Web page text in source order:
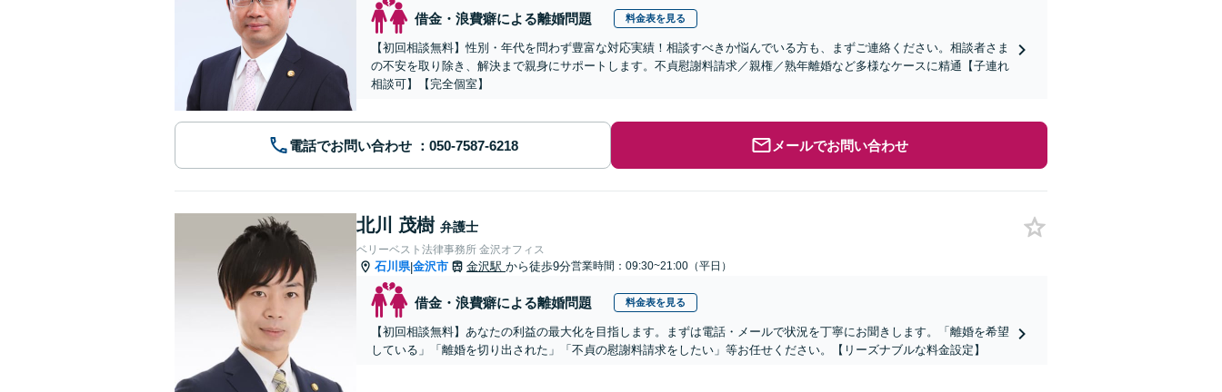
借金・浪費癖による離婚問題 料金表を見る
【初回相談無料】性別・年代を問わず豊富な対応実績！相談すべきか悩んでいる方も、まずご連絡ください。相談者さま
の不安を取り除き、解決まで親身にサポートします。不貞慰謝料請求／親権／熟年離婚など多様なケースに精通【子連れ
相談可】【完全個室】
電話でお問い合わせ メールでお問い合わせ
北川 茂樹 弁護士
ベリーベスト法律事務所 金沢オフィス
石川県|金沢市 金沢駅 から徒歩9分営業時間：09:30~21:00（平日）
借金・浪費癖による離婚問題 料金表を見る
【初回相談無料】あなたの利益の最大化を目指します。まずは電話・メールで状況を丁寧にお聞きします。「離婚を希望
している」「離婚を切り出された」「不貞の慰謝料請求をしたい」等お任せください。【リーズナブルな料金設定】